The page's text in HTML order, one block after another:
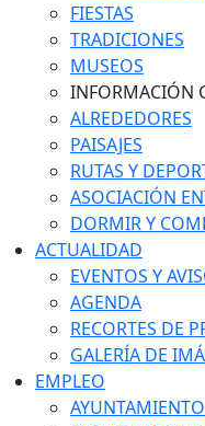
FIESTAS
TRADICIONES
MUSEOS
INFORMACIÓN
ALREDEDORES
PAISAJES
RUTAS Y
ASOCIACIÓN
DORMIR Y
ACTUALIDAD
EVENTOS Y
AGENDA
RECORTES DE
GALERÍA DE
EMPLEO